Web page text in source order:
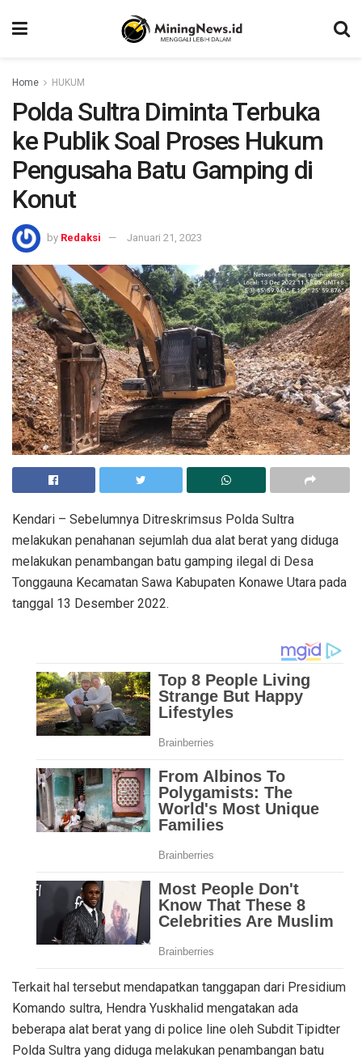
Home HUKUM
Polda Sultra Diminta Terbuka
ke Publik Soal Proses Hukum
Pengusaha Batu Gamping di
Konut
by Redaksi Januari 21, 2023
Kendari – Sebelumnya Ditreskrimsus Polda Sultra
melakukan penahanan sejumlah dua alat berat yang diduga
melakukan penambangan batu gamping ilegal di Desa
Tonggauna Kecamatan Sawa Kabupaten Konawe Utara pada
tanggal 13 Desember 2022.
Terkait hal tersebut mendapatkan tanggapan dari Presidium
Komando sultra, Hendra Yuskhalid mengatakan ada
beberapa alat berat yang di police line oleh Subdit Tipidter
Polda Sultra yang diduga melakukan penambangan batu